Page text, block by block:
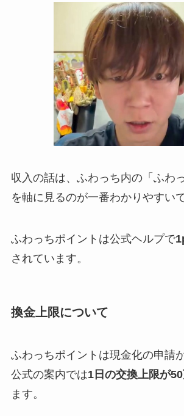
収入の話は、ふわっち内の「ふわ
を軸に見るのが一番わかりやすいで
ふわっちポイントは公式ヘルプで
されています。
換金上限について
ふわっちポイントは現金化の申請
公式の案内では1日の交換上限が50
ます。